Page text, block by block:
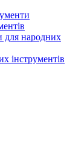
для народних
інструментів